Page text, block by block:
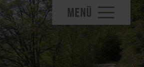
MENÜ